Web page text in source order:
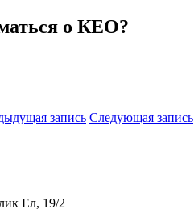
о КЕО?
запись Следующая запись
Ел, 19/2